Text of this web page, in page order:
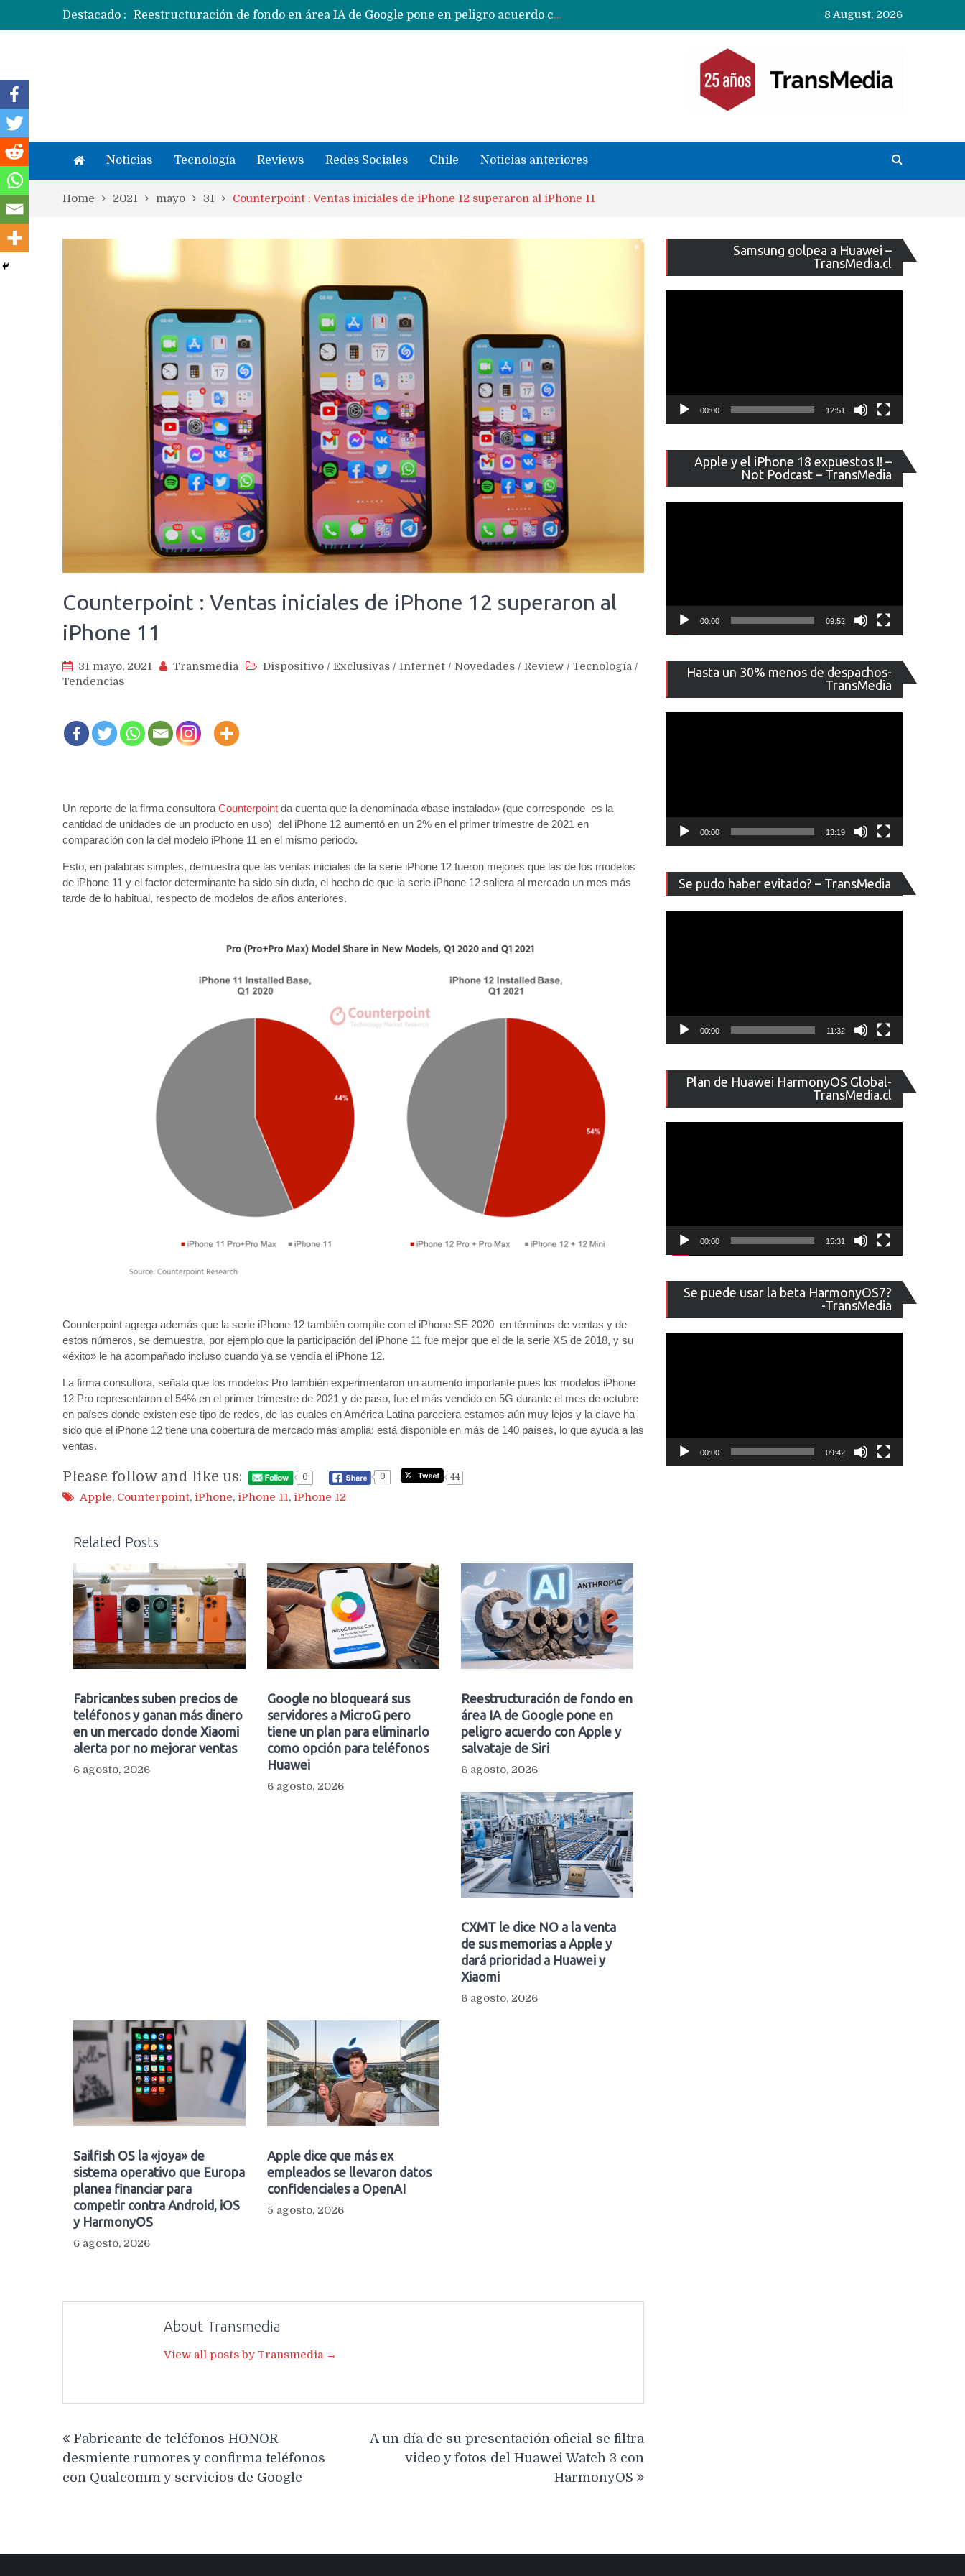
Destacado :
CXMT le dice NO a la venta de sus memorias a Apple y dará prioridad a Huawei y Xiaomi
Sailfish OS la «joya» de sistema operativo que Europa planea financiar para competir contra Android, iOS y HarmonyOS
8 August, 2026
Noticias Tecnología Reviews Redes Sociales Chile Noticias anteriores
Home 2021 mayo 31 Counterpoint : Ventas iniciales de iPhone 12 superaron al iPhone 11
Counterpoint : Ventas iniciales de iPhone 12 superaron al
iPhone 11
31 mayo, 2021 Transmedia Dispositivo / Exclusivas / Internet / Novedades / Review / Tecnología /
Tendencias
Un reporte de la firma consultora Counterpoint da cuenta que la denominada «base instalada» (que corresponde es la
cantidad de unidades de un producto en uso) del iPhone 12 aumentó en un 2% en el primer trimestre de 2021 en
comparación con la del modelo iPhone 11 en el mismo periodo.
Esto, en palabras simples, demuestra que las ventas iniciales de la serie iPhone 12 fueron mejores que las de los modelos
de iPhone 11 y el factor determinante ha sido sin duda, el hecho de que la serie iPhone 12 saliera al mercado un mes más
tarde de lo habitual, respecto de modelos de años anteriores.
Counterpoint agrega además que la serie iPhone 12 también compite con el iPhone SE 2020 en términos de ventas y de
estos números, se demuestra, por ejemplo que la participación del iPhone 11 fue mejor que el de la serie XS de 2018, y su
«éxito» le ha acompañado incluso cuando ya se vendía el iPhone 12.
La firma consultora, señala que los modelos Pro también experimentaron un aumento importante pues los modelos iPhone
12 Pro representaron el 54% en el primer trimestre de 2021 y de paso, fue el más vendido en 5G durante el mes de octubre
en países donde existen ese tipo de redes, de las cuales en América Latina pareciera estamos aún muy lejos y la clave ha
sido que el iPhone 12 tiene una cobertura de mercado más amplia: está disponible en más de 140 países, lo que ayuda a las
ventas.
Please follow and like us: 0 0 44
Apple, Counterpoint, iPhone, iPhone 11, iPhone 12
Related Posts
Fabricantes suben precios de
teléfonos y ganan más dinero
en un mercado donde Xiaomi
alerta por no mejorar ventas
6 agosto, 2026
Google no bloqueará sus
servidores a MicroG pero
tiene un plan para eliminarlo
como opción para teléfonos
Huawei
6 agosto, 2026
Reestructuración de fondo en
área IA de Google pone en
peligro acuerdo con Apple y
salvataje de Siri
6 agosto, 2026
CXMT le dice NO a la venta
de sus memorias a Apple y
dará prioridad a Huawei y
Xiaomi
6 agosto, 2026
Sailfish OS la «joya» de
sistema operativo que Europa
planea financiar para
competir contra Android, iOS
y HarmonyOS
6 agosto, 2026
Apple dice que más ex
empleados se llevaron datos
confidenciales a OpenAI
5 agosto, 2026
About Transmedia
View all posts by Transmedia →
de
entradas
Fabricante de teléfonos HONOR
desmiente rumores y confirma teléfonos
con Qualcomm y servicios de Google
A un día de su presentación oficial se filtra
video y fotos del Huawei Watch 3 con
HarmonyOS
Samsung golpea a Huawei –
TransMedia.cl
de
vídeo
00:00 12:51
Apple y el iPhone 18 expuestos !! –
Not Podcast – TransMedia
de
vídeo
00:00 09:52
Hasta un 30% menos de despachos-
TransMedia
de
vídeo
00:00 13:19
Se pudo haber evitado? – TransMedia
de
vídeo
00:00 11:32
Plan de Huawei HarmonyOS Global-
TransMedia.cl
de
vídeo
00:00 15:31
Se puede usar la beta HarmonyOS7?
-TransMedia
de
vídeo
00:00 09:42